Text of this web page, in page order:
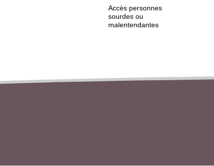
Accès personnes
sourdes ou
malentendantes